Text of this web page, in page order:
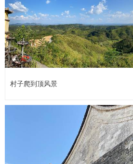
村子爬到顶风景